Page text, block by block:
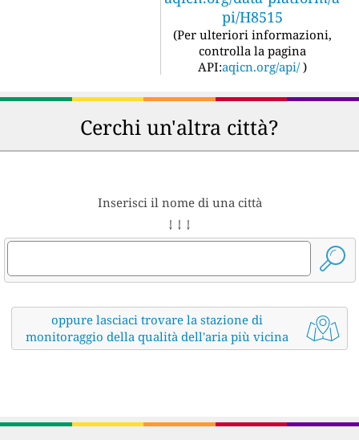
pi/H8515
(Per ulteriori informazioni,
controlla la pagina
API:aqicn.org/api/ )
Cerchi un'altra città?
Inserisci il nome di una città
↓ ↓ ↓
oppure lasciaci trovare la stazione di
monitoraggio della qualità dell'aria più vicina